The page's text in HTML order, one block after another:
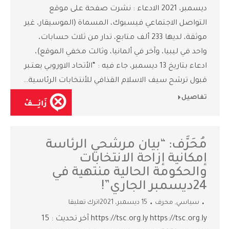
ديسمبر، 2021 الادعاء : نشرت صفحة على موقع
التواصل الاجتماعي فيسبوك، المسماة (الموسيقار، غير
موثقة، لديها 233 ألف متابع، تدار من ثلاث حسابات،
واحد في ليبيا، وآخر في ألمانيا، وثالث مخفي الموقع)،
ادعاء بتاريخ 13 ديسمبر، جاء فيه : “الأتحاد الاوروبي يعتـبر
قبول ترشح سيف الاسلام القذافي للأنتخابات الرئاسية…
تفاصيل
مُحَرَّف: “بيان مرشحي الرئاسة
إمكانية إزاحة الانتخابات
والحكومة الحالية منتهية في
24ديسمبر الجاري”!
سياسي, محرف 15 ديسمبر، 2021 اترك تعليقا
https://tsc.org.ly https://tsc.org.ly آخر تحديث : 15